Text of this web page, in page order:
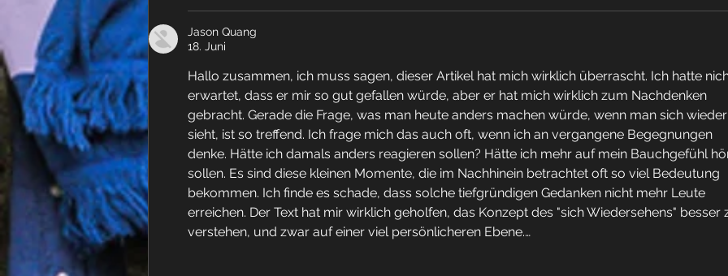
Jason Quang
18. Juni
Hallo zusammen, ich muss sagen, dieser Artikel hat mich wirklich überrascht. Ich hatte
erwartet, dass er mir so gut gefallen würde, aber er hat mich wirklich zum Nachdenken
gebracht. Gerade die Frage, was man heute anders machen würde, wenn man sich
sieht, ist so treffend. Ich frage mich das auch oft, wenn ich an vergangene Begegnungen
denke. Hätte ich damals anders reagieren sollen? Hätte ich mehr auf mein Bauchgefühl
sollen. Es sind diese kleinen Momente, die im Nachhinein betrachtet oft so viel Bedeutung
bekommen. Ich finde es schade, dass solche tiefgründigen Gedanken nicht mehr Leute
erreichen. Der Text hat mir wirklich geholfen, das Konzept des "sich Wiedersehens" besser
verstehen, und zwar auf einer viel persönlicheren Ebene.…